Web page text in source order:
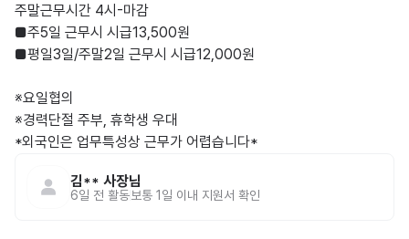
주말근무시간 4시-마감
■주5일 근무시 시급13,500원
■평일3일/주말2일 근무시 시급12,000원
※요일협의
※경력단절 주부, 휴학생 우대
*외국인은 업무특성상 근무가 어렵습니다*
김** 사장님
6일 전 활동보통 1일 이내 지원서 확인